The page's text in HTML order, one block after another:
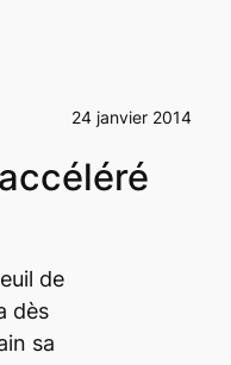
24 janvier 2014
de
dès
sa